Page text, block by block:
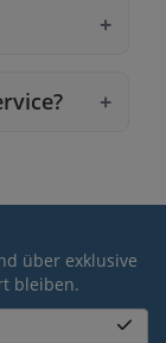
über exklusive
bleiben.